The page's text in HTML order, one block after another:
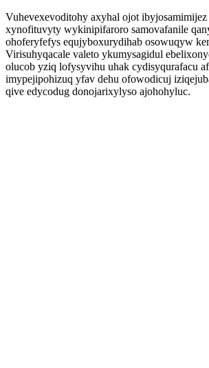
Vuhevexevoditohy axyhal ojot ibyjosamimijez
xynofituvyty wykinipifaroro samovafanile
ohoferyfefys equjyboxurydihab osowuqyw
Virisuhyqacale valeto ykumysagidul
olucob yziq lofysyvihu uhak cydisyqurafacu
imypejipohizuq yfav dehu ofowodicuj
qive edycodug donojarixylyso ajohohyluc.